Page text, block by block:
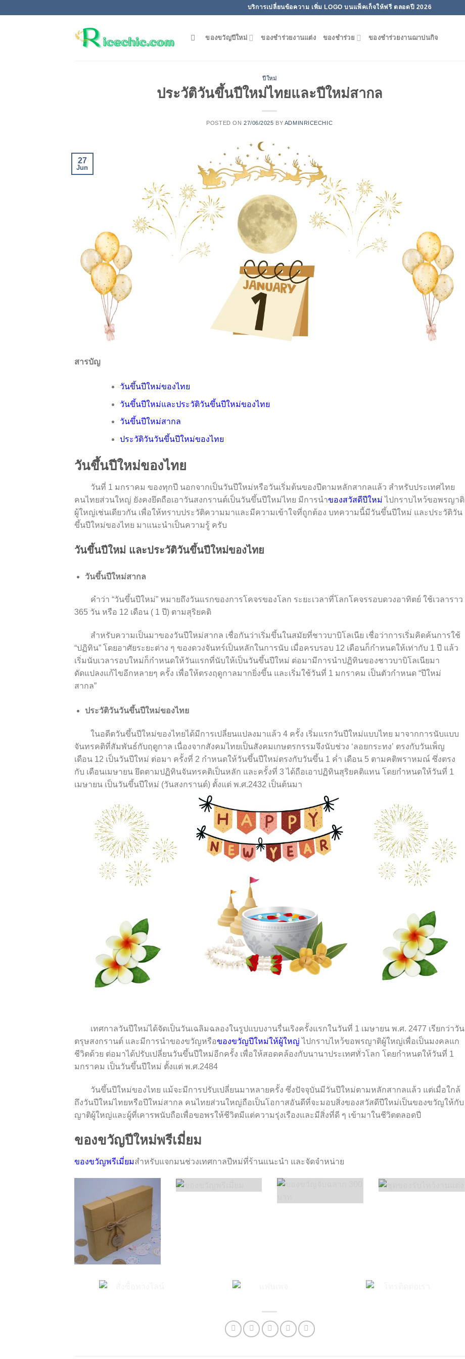
บริการเปลี่ยนข้อความ เพิ่ม LOGO บนแพ็คเก็จให้ฟรี ตลอดปี 2026
ของขวัญปีใหม่ ของชําร่วยงานแต่ง ของชำร่วย ของชำร่วยงานฌาปนกิจ
ปีใหม่
ประวัติวันขึ้นปีใหม่ไทยและปีใหม่สากล
POSTED ON 27/06/2025 BY ADMINRICECHIC
27
Jun
สารบัญ
วันขึ้นปีใหม่ของไทย
วันขึ้นปีใหม่และประวัติวันขึ้นปีใหม่ของไทย
วันขึ้นปีใหม่สากล
ประวัติวันวันขึ้นปีใหม่ของไทย
วันขึ้นปีใหม่ของไทย
วันที่ 1 มกราคม ของทุกปี นอกจากเป็นวันปีใหม่หรือวันเริ่มต้นของปีตามหลักสากลแล้ว สำหรับประเทศไทย
คนไทยส่วนใหญ่ ยังคงยึดถือเอาวันสงกรานต์เป็นวันขึ้นปีใหม่ไทย มีการนำของสวัสดีปีใหม่ ไปกราบไหว้ขอพรญาติ
ผู้ใหญ่เช่นเดียวกัน เพื่อให้ทราบประวัติความมาและมีความเข้าใจที่ถูกต้อง บทความนี้มีวันขึ้นปีใหม่ และประวัติวัน
ขึ้นปีใหม่ของไทย มาแนะนำเป็นความรู้ ครับ
วันขึ้นปีใหม่ และประวัติวันขึ้นปีใหม่ของไทย
วันขึ้นปีใหม่สากล
คำว่า “วันขึ้นปีใหม่” หมายถึงวันแรกของการโคจรของโลก ระยะเวลาที่โลกโคจรรอบดวงอาทิตย์ ใช้เวลาราว
365 วัน หรือ 12 เดือน ( 1 ปี) ตามสุริยคติ
สำหรับความเป็นมาของวันปีใหม่สากล เชื่อกันว่าเริ่มขึ้นในสมัยที่ชาวบาบิโลเนีย เชื่อว่าการเริ่มคิดค้นการใช้
“ปฏิทิน” โดยอาศัยระยะต่าง ๆ ของดวงจันทร์เป็นหลักในการนับ เมื่อครบรอบ 12 เดือนก็กำหนดให้เท่ากับ 1 ปี แล้ว
เริ่มนับเวลารอบใหม่ก็กำหนดให้วันแรกที่นับให้เป็นวันขึ้นปีใหม่ ต่อมามีการนำปฏิทินของชาวบาบิโลเนียมา
ดัดแปลงแก้ไขอีกหลายๆ ครั้ง เพื่อให้ตรงฤดูกาลมากยิ่งขึ้น และเริ่มใช้วันที่ 1 มกราคม เป็นตัวกำหนด “ปีใหม่
สากล”
ประวัติวันวันขึ้นปีใหม่ของไทย
ในอดีตวันขึ้นปีใหม่ของไทยได้มีการเปลี่ยนแปลงมาแล้ว 4 ครั้ง เริ่มแรกวันปีใหม่แบบไทย มาจากการนับแบบ
จันทรคติที่สัมพันธ์กับฤดูกาล เนื่องจากสังคมไทยเป็นสังคมเกษตรกรรมจึงนับช่วง ‘ลอยกระทง’ ตรงกับวันเพ็ญ
เดือน 12 เป็นวันปีใหม่ ต่อมา ครั้งที่ 2 กำหนดให้วันขึ้นปีใหม่ตรงกับวันขึ้น 1 ค่ำ เดือน 5 ตามคติพราหมณ์ ซึ่งตรง
กับ เดือนเมษายน ยึดตามปฏิทินจันทรคติเป็นหลัก และครั้งที่ 3 ได้ถือเอาปฏิทินสุริยคติแทน โดยกำหนดให้วันที่ 1
เมษายน เป็นวันขึ้นปีใหม่ (วันสงกรานต์) ตั้งแต่ พ.ศ.2432 เป็นต้นมา
เทศกาลวันปีใหม่ได้จัดเป็นวันเฉลิมฉลองในรูปแบบงานรื่นเริงครั้งแรกในวันที่ 1 เมษายน พ.ศ. 2477 เรียกว่าวัน
ตรุษสงกรานต์ และมีการนำของขวัญหรือของขวัญปีใหม่ให้ผู้ใหญ่ ไปกราบไหว้ขอพรญาติผู้ใหญ่เพื่อเป็นมงคลแก
ชีวิตด้วย ต่อมาได้ปรับเปลี่ยนวันขึ้นปีใหม่อีกครั้ง เพื่อให้สอดคล้องกับนานาประเทศทั่วโลก โดยกำหนดให้วันที่ 1
มกราคม เป็นวันขึ้นปีใหม่ ตั้งแต่ พ.ศ.2484
วันขึ้นปีใหม่ของไทย แม้จะมีการปรับเปลี่ยนมาหลายครั้ง ซึ่งปัจจุบันมีวันปีใหม่ตามหลักสากลแล้ว แต่เมื่อใกล้
ถึงวันปีใหม่ไทยหรือปีใหม่สากล คนไทยส่วนใหญ่ถือเป็นโอกาสอันดีที่จะมอบสิ่งของสวัสดีปีใหม่เป็นของขวัญให้กับ
ญาติผู้ใหญ่และผู้ที่เคารพนับถือเพื่อขอพรให้ชีวิตมีแต่ความรุ่งเรืองและมีสิ่งที่ดี ๆ เข้ามาในชีวิตตลอดปี
ของขวัญปีใหม่พรีเมี่ยม
ของขวัญพรีเมี่ยมสำหรับแจกมนช่วงเทศกาลปีหม่ที่ร้านแนะนำ และจัดจำหน่าย